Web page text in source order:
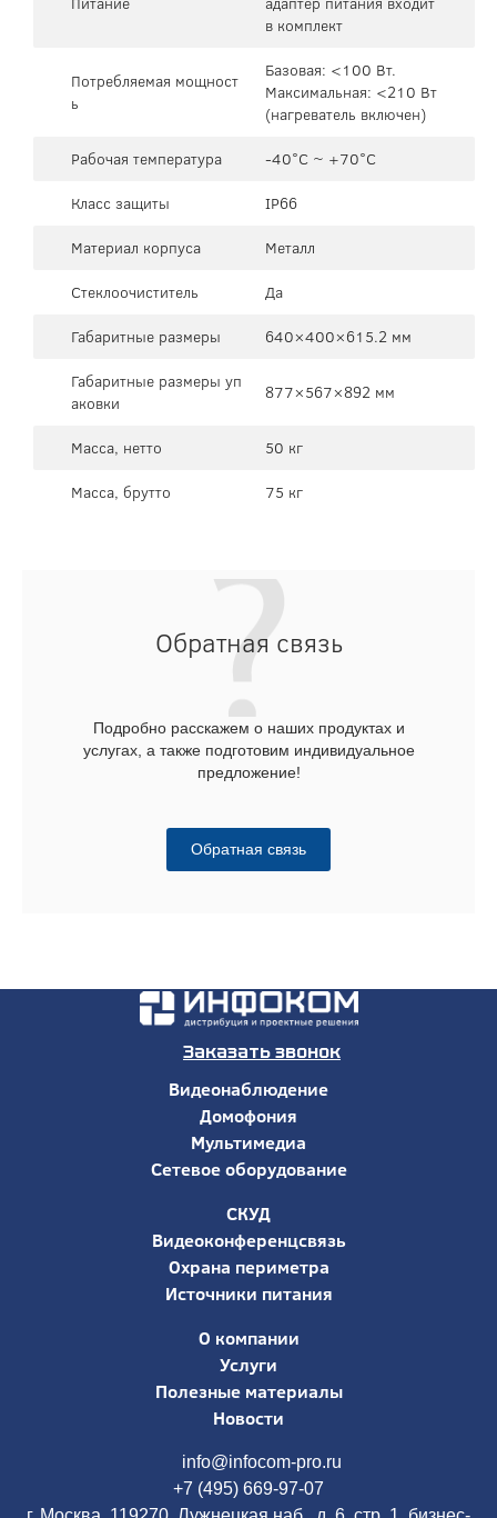
в комплект
Потребляемая мощност
ь
Базовая: <100 Вт.
Максимальная: <210 Вт
(нагреватель включен)
Рабочая температура
-40°C ~ +70°C
Класс защиты
IP66
Материал корпуса
Металл
Стеклоочиститель
Да
Габаритные размеры
640×400×615.2 мм
Габаритные размеры уп
аковки
877×567×892 мм
Масса, нетто
50 кг
Масса, брутто
75 кг
Обратная связь
Подробно расскажем о наших продуктах и
услугах, а также подготовим индивидуальное
предложение!
Обратная связь
Заказать звонок
Видеонаблюдение
Домофония
Мультимедиа
Сетевое оборудование
СКУД
Видеоконференцсвязь
Охрана периметра
Источники питания
О компании
Услуги
Полезные материалы
Новости
info@infocom-pro.ru
+7 (495) 669-97-07